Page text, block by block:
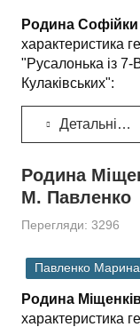
Родина
характеристика
"Русалонька із
Кулаківських":
Детальніше...
Родина
М. Павленко
Перегляди: 3296
Павленко Марина
Родина
характеристика